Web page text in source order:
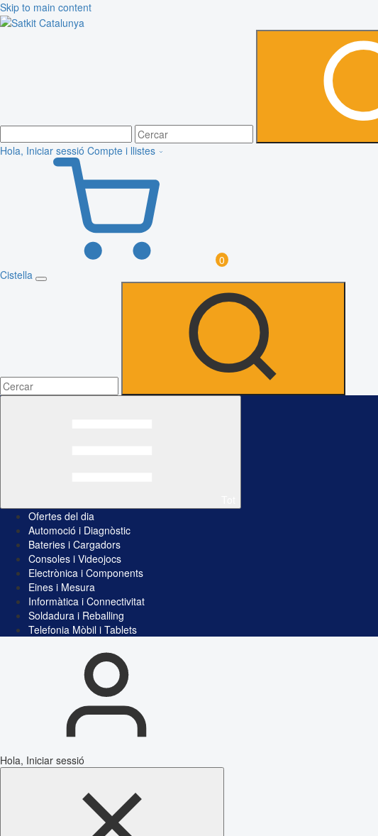
Skip to main content
Hola, Iniciar sessió Compte i llistes
0
Cistella
Ofertes del dia
Automoció i Diagnòstic
Bateries i Cargadors
Consoles i Videojocs
Electrònica i Components
Eines i Mesura
Informàtica i Connectivitat
Soldadura i Reballing
Telefonia Mòbil i Tablets
Hola, Iniciar sessió